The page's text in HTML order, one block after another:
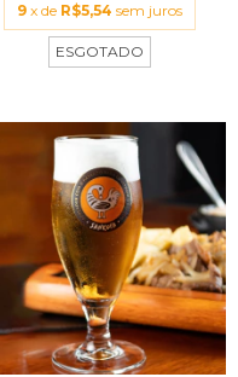
9 x de R$5,54 sem juros
ESGOTADO